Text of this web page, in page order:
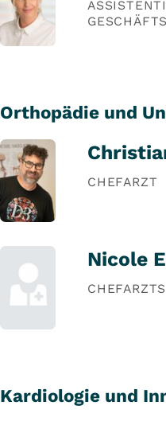
Orthopädie und
CHEFARZT
Nicole
Kardiologie und